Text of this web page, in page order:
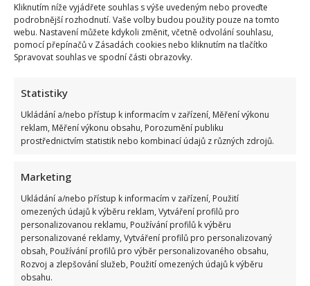
Kliknutím níže vyjádřete souhlas s výše uvedeným nebo proveďte
podrobnější rozhodnutí. Vaše volby budou použity pouze na tomto
webu. Nastavení můžete kdykoli změnit, včetně odvolání souhlasu,
pomocí přepínačů v Zásadách cookies nebo kliknutím na tlačítko
Spravovat souhlas ve spodní části obrazovky.
Statistiky
Ukládání a/nebo přístup k informacím v zařízení, Měření výkonu
reklam, Měření výkonu obsahu, Porozumění publiku
prostřednictvím statistik nebo kombinací údajů z různých zdrojů.
Marketing
Ukládání a/nebo přístup k informacím v zařízení, Použití
omezených údajů k výběru reklam, Vytváření profilů pro
personalizovanou reklamu, Používání profilů k výběru
personalizované reklamy, Vytváření profilů pro personalizovaný
obsah, Používání profilů pro výběr personalizovaného obsahu,
Rozvoj a zlepšování služeb, Použití omezených údajů k výběru
obsahu.